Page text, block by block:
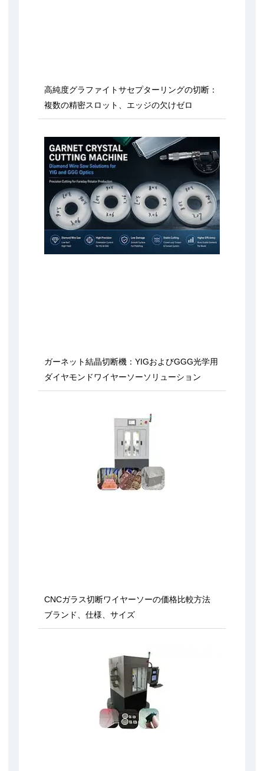
高純度グラファイトサセプターリングの切断：
複数の精密スロット、エッジの欠けゼロ
ガーネット結晶切断機：YIGおよびGGG光学用
ダイヤモンドワイヤーソーソリューション
CNCガラス切断ワイヤーソーの価格比較方法
ブランド、仕様、サイズ